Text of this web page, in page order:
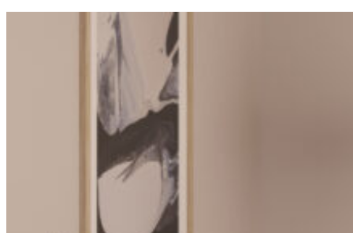
Les cookies non classés sont des cookies qui sont en